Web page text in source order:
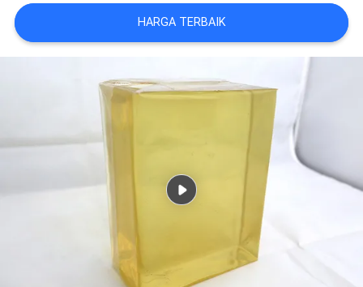
PERMINTAAN
PENAWARAN
KEBIJAKAN
HARGA TERBAIK